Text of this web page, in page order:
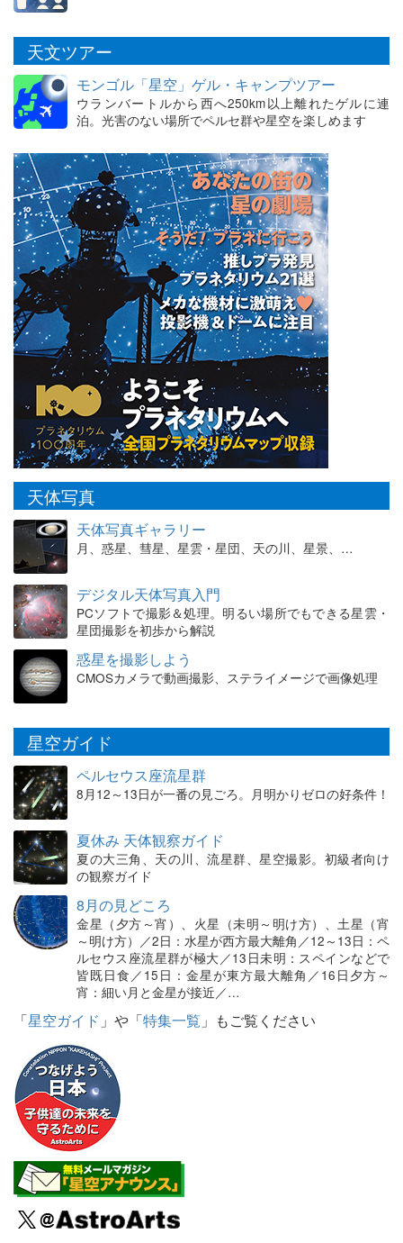
天文ツアー
モンゴル「星空」ゲル・キャンプツアー
ウランバートルから西へ250km以上離れたゲルに連
泊。光害のない場所でペルセ群や星空を楽しめます
天体写真
天体写真ギャラリー
月、惑星、彗星、星雲・星団、天の川、星景、…
デジタル天体写真入門
PCソフトで撮影＆処理。明るい場所でもできる星雲・
星団撮影を初歩から解説
惑星を撮影しよう
CMOSカメラで動画撮影、ステライメージで画像処理
星空ガイド
ペルセウス座流星群
8月12～13日が一番の見ごろ。月明かりゼロの好条件！
夏休み 天体観察ガイド
夏の大三角、天の川、流星群、星空撮影。初級者向け
の観察ガイド
8月の見どころ
金星（夕方～宵）、火星（未明～明け方）、土星（宵
～明け方）／2日：水星が西方最大離角／12～13日：ペ
ルセウス座流星群が極大／13日未明：スペインなどで
皆既日食／15日：金星が東方最大離角／16日夕方～
宵：細い月と金星が接近／…
「星空ガイド 」や「特集一覧 」もご覧ください